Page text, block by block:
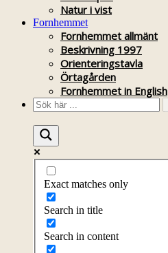
Natur i vist
Fornhemmet
Fornhemmet allmänt
Beskrivning 1997
Orienteringstavla
Örtagården
Fornhemmet in English
Exact matches only
Search in title
Search in content